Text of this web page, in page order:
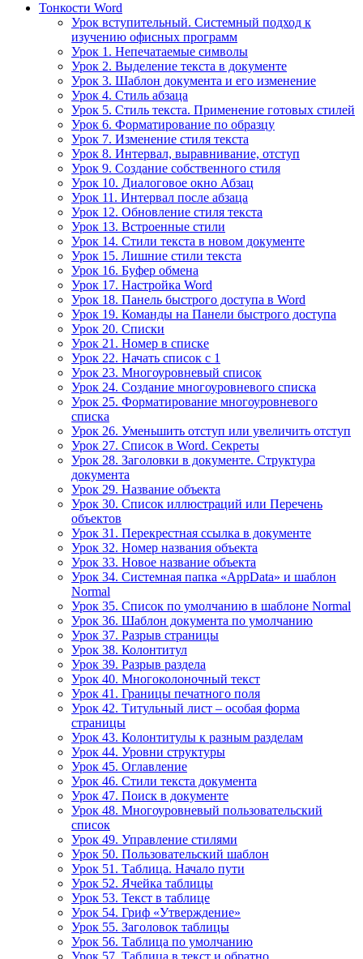
Тонкости Word
Урок вступительный. Системный подход к
изучению офисных программ
Урок 1. Непечатаемые символы
Урок 2. Выделение текста в документе
Урок 3. Шаблон документа и его изменение
Урок 4. Стиль абзаца
Урок 5. Стиль текста. Применение готовых стилей
Урок 6. Форматирование по образцу
Урок 7. Изменение стиля текста
Урок 8. Интервал, выравнивание, отступ
Урок 9. Создание собственного стиля
Урок 10. Диалоговое окно Абзац
Урок 11. Интервал после абзаца
Урок 12. Обновление стиля текста
Урок 13. Встроенные стили
Урок 14. Стили текста в новом документе
Урок 15. Лишние стили текста
Урок 16. Буфер обмена
Урок 17. Настройка Word
Урок 18. Панель быстрого доступа в Word
Урок 19. Команды на Панели быстрого доступа
Урок 20. Списки
Урок 21. Номер в списке
Урок 22. Начать список с 1
Урок 23. Многоуровневый список
Урок 24. Создание многоуровневого списка
Урок 25. Форматирование многоуровневого
списка
Урок 26. Уменьшить отступ или увеличить отступ
Урок 27. Список в Word. Секреты
Урок 28. Заголовки в документе. Структура
документа
Урок 29. Название объекта
Урок 30. Список иллюстраций или Перечень
объектов
Урок 31. Перекрестная ссылка в документе
Урок 32. Номер названия объекта
Урок 33. Новое название объекта
Урок 34. Системная папка «AppData» и шаблон
Normal
Урок 35. Список по умолчанию в шаблоне Normal
Урок 36. Шаблон документа по умолчанию
Урок 37. Разрыв страницы
Урок 38. Колонтитул
Урок 39. Разрыв раздела
Урок 40. Многоколоночный текст
Урок 41. Границы печатного поля
Урок 42. Титульный лист – особая форма
страницы
Урок 43. Колонтитулы к разным разделам
Урок 44. Уровни структуры
Урок 45. Оглавление
Урок 46. Стили текста документа
Урок 47. Поиск в документе
Урок 48. Многоуровневый пользовательский
список
Урок 49. Управление стилями
Урок 50. Пользовательский шаблон
Урок 51. Таблица. Начало пути
Урок 52. Ячейка таблицы
Урок 53. Текст в таблице
Урок 54. Гриф «Утверждение»
Урок 55. Заголовок таблицы
Урок 56. Таблица по умолчанию